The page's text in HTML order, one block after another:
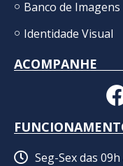
Banco de Imagens
Identidade Visual
ACOMPANHE
Seg-Sex das